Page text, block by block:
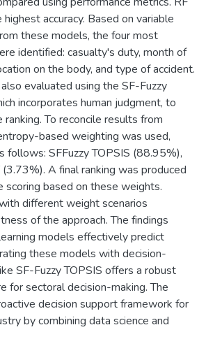
accuracy. Based on variable
these models, the four most
identified: casualty's duty, month of
on the body, and type of accident.
evaluated using the SF-Fuzzy
incorporates human judgment, to
To reconcile results from
based weighting was used,
follows: SFFuzzy TOPSIS (88.95%),
A final ranking was produced
scoring based on these weights.
different weight scenarios
of the approach. The findings
models effectively predict
these models with decision-
SF-Fuzzy TOPSIS offers a robust
for sectoral decision-making. The
decision support framework for
by combining data science and